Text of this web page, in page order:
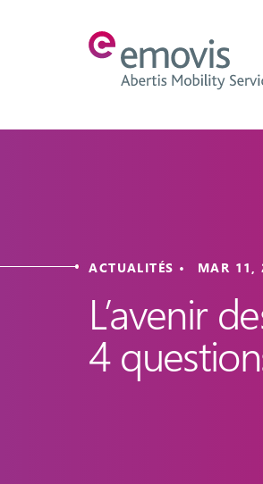
ACTUALITÉS • MAR 11,
L’avenir
4